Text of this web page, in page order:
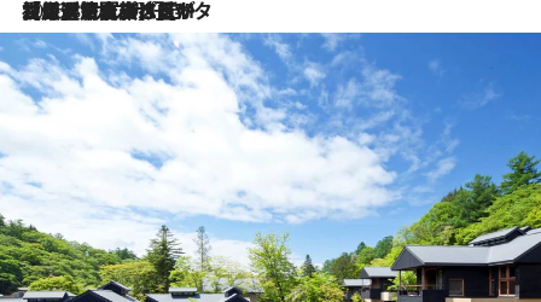
2026.8.3
【厳選旅コスメ】「保湿もタイパ重視！」“サウナ好き”タレント清水みさとが愛用する夏旅ベストコスメを発表！【Mサイズジップ】